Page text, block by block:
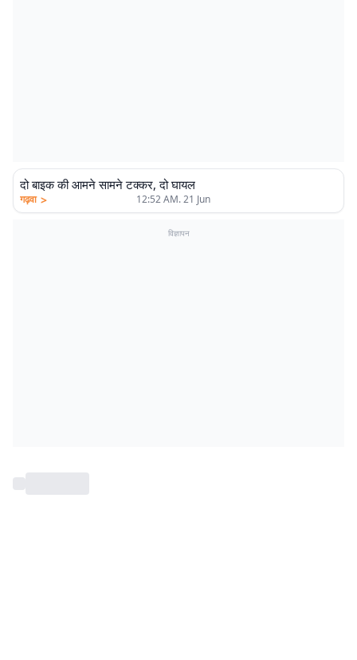
दो बाइक की आमने सामने टक्कर, दो घायल
गढ़वा > 12:52 AM. 21 Jun
विज्ञापन